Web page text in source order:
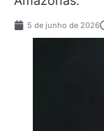
5 de junho de 2026